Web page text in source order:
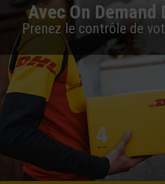
Avec On Demand
Prenez le contrôle de